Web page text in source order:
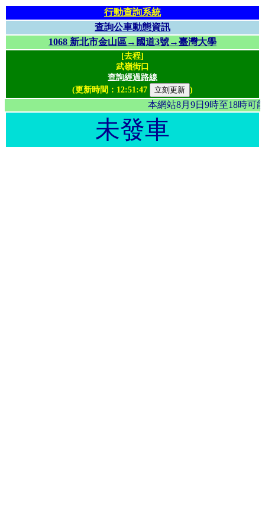
行動查詢系統
查詢公車動態資訊
1068 新北市金山區→國道3號→臺灣大學
[去程]
武嶺街口
查詢經過路線
(更新時間： 12:51:47 )
本網站8月9日9時至18
未發車